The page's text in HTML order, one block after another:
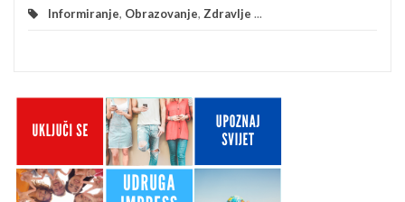
Informiranje, Obrazovanje, Zdravlje ...